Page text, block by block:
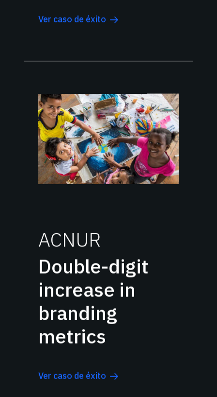
Ver caso de éxito
ACNUR
Double-digit
increase in
branding
metrics
Ver caso de éxito